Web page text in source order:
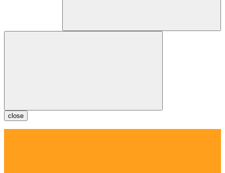
close